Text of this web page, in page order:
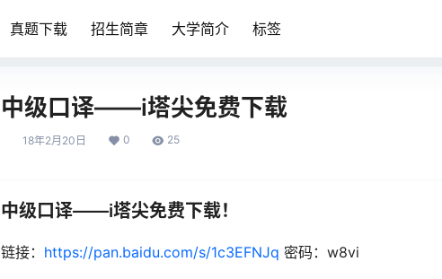
真题下载 招生简章 大学简介 标签
中级口译——i塔尖免费下载
18年2月20日 0 25
中级口译——i塔尖免费下载！
链接： https://pan.baidu.com/s/1c3EFNJq 密码：w8vi